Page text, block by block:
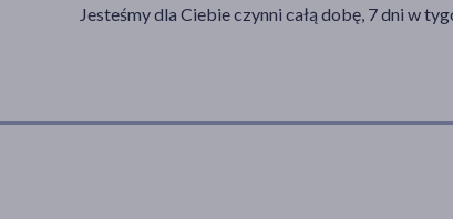
Jesteśmy dla Ciebie czynni całą dobę, 7 dni w